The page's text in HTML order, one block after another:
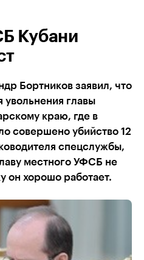
Кубани
Бортников заявил, что
увольнения главы
краю, где в
совершено убийство 12
спецслужбы,
местного УФСБ не
он хорошо работает.